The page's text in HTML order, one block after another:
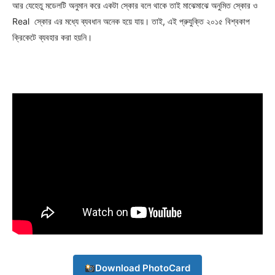
Company
About
আর যেহেতু মডেলটি অনুমান করে একটা স্কোর বলে থাকে তাই মাঝেমাঝে অনুমিত স্কোর ও
Real স্কোর এর মধ্যে ব্যবধান অনেক হয়ে যায়। তাই, এই প্রুযুক্তি ২০১৫ বিশ্বকাপ
ক্রিকেটে ব্যবহার করা হয়নি।
Download PhotoCard